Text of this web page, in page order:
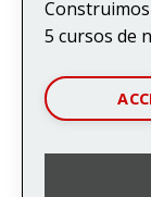
5 cursos de